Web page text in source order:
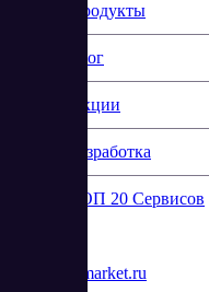
Продукты
Блог
Акции
Разработка
ТОП 20 Сервисов
info@saasmarket.ru